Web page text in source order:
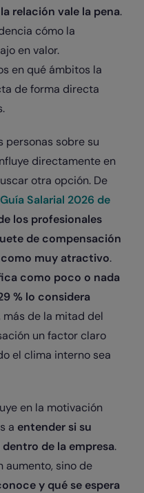
relación vale la pena.
cómo la
en valor.
en qué ámbitos la
de forma directa
personas sobre su
directamente en
otra opción. De
Guía Salarial 2026 de
los profesionales
de compensación
como muy atractivo.
como poco o nada
% lo considera
más de la mitad del
un factor claro
el clima interno sea
en la motivación
a entender si su
de la empresa.
aumento, sino de
y qué se espera